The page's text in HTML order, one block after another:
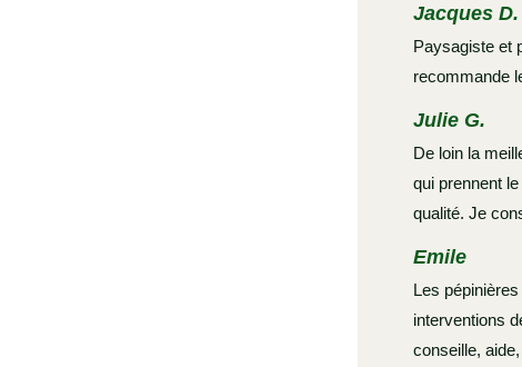
Jacques D.
Paysagiste et
recommande
Julie G.
De loin la
qui prennent
qualité. Je
Emile
Les
interventions
conseille,